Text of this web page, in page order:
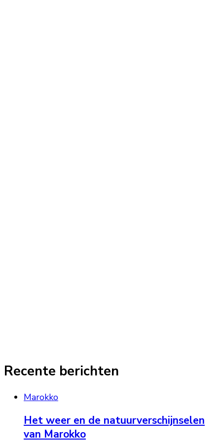
Recente berichten
Marokko
Het weer en de natuurverschijnselen
van Marokko